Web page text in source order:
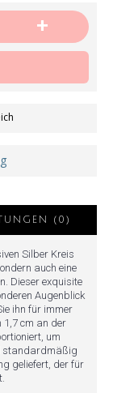
+
(0)
Silber Kreis
auch eine
Dieser exquisite
Augenblick
ihn für immer
1,7 cm an der
um
standardmäßig
geliefert, der für